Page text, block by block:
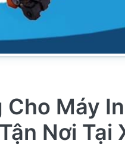
Máy In
Nơi Tại